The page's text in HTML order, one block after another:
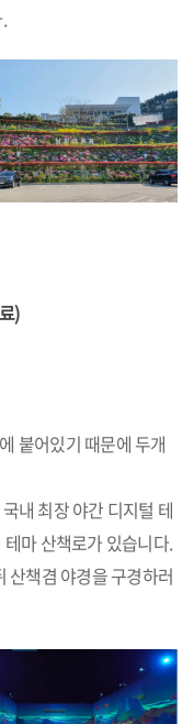
)
붙어있기 때문에 두개
내 최장 야간 디지털 테
마 산책로가 있습니다.
산책겸 야경을 구경하러